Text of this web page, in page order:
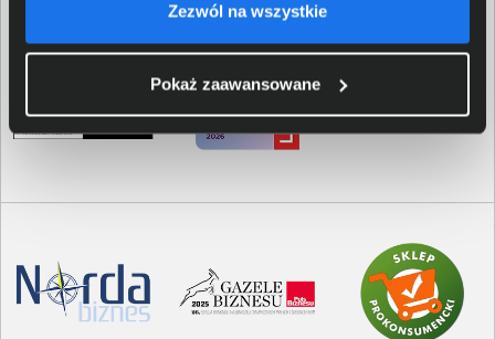
Zezwól na wszystkie
Pokaż zaawansowane